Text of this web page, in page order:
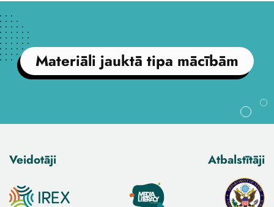
Materiāli jauktā tipa mācībām
Veidotāji Atbalstītāji